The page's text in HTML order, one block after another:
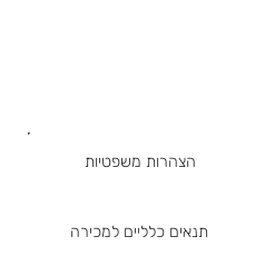
תנאים כלליים למכירה
הצהרות משפטיות